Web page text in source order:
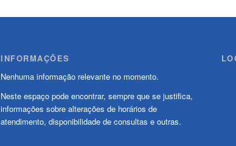
INFORMAÇÕES
Nenhuma informação relevante no momento.
Neste espaço pode encontrar, sempre que se justifica,
informações sobre alterações de horários de
atendimento, disponibilidade de consultas e outras.